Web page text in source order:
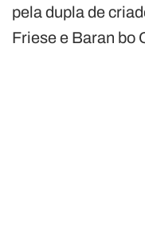
pela dupla de
Friese e Baran bo